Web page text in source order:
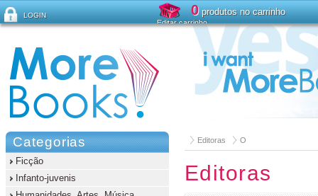
Editoras O
Editoras
Categorias
Ficção
Infanto-juvenis
LOGIN
Esqueceu sua senha?
0produtos no carrinho
Editar carrinho